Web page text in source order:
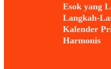
Esok yang
Langkah-
Kalender
Harmonis